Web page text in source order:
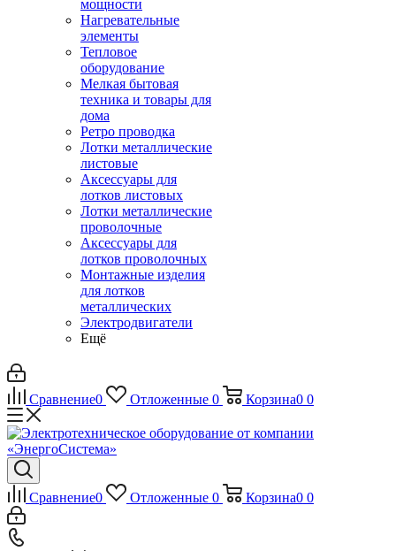
мощности
Нагревательные
элементы
Тепловое
оборудование
Мелкая бытовая
техника и товары для
дома
Ретро проводка
Лотки металлические
листовые
Аксессуары для
лотков листовых
Лотки металлические
проволочные
Аксессуары для
лотков проволочных
Монтажные изделия
для лотков
металлических
Электродвигатели
Ещё
Сравнение0 Отложенные 0 Корзина0 0
Сравнение0 Отложенные 0 Корзина0 0